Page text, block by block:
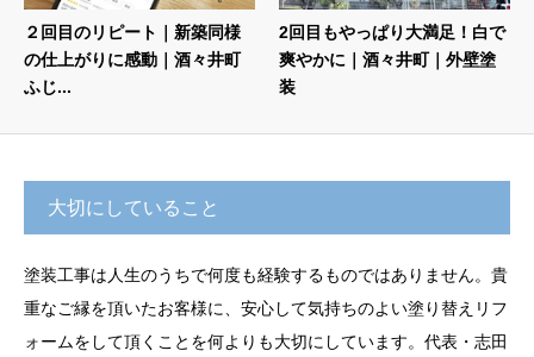
２回目のリピート｜新築同様
の仕上がりに感動｜酒々井町
ふじ...
2回目もやっぱり大満足！白で
爽やかに｜酒々井町｜外壁塗
装
大切にしていること
塗装工事は人生のうちで何度も経験するものではありません。貴
重なご縁を頂いたお客様に、安心して気持ちのよい塗り替えリフ
ォームをして頂くことを何よりも大切にしています。代表・志田